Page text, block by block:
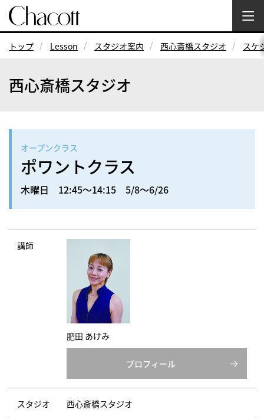
トップ Lesson スタジオ案内 西心斎橋スタジオ スケ
西心斎橋スタジオ
オープンクラス
ポワントクラス
木曜日 12:45～14:15 5/8～6/26
講師
肥田 あけみ
プロフィール
スタジオ 西心斎橋スタジオ